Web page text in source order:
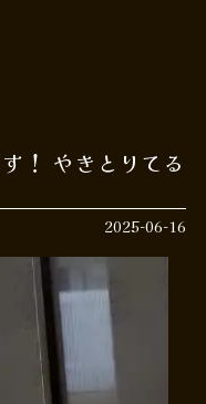
！ やきとりてる
2025-06-16